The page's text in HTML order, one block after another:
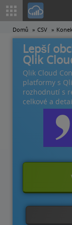
Domů CSV
Lepší
Qlik
Qlik Cloud
platformy s
rozhodnutí s
celkové a